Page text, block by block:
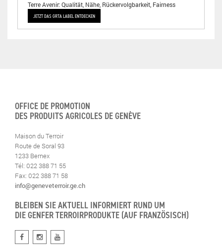
Terre Avenir: Qualität, Nähe, Rückervolgbarkeit, Fairness
JETZT DAS GRTA LABEL ENTDECKEN
OFFICE DE PROMOTION
DES PRODUITS AGRICOLES DE GENÈVE
Maison du Terroir
Route de Soral 93
1233 Bernex
Tél: 022 388 71 55
Fax: 022 388 71 58
info@geneveterroir.ge.ch
BLEIBEN SIE AKTUELL INFORMIERT RUND UM
DIE GENFER TERROIRPRODUKTE (AUF FRANZÖSISCH)